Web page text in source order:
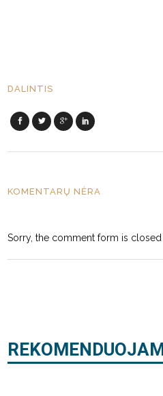
DALINTIS
KOMENTARŲ NĖRA
Sorry, the comment form is closed